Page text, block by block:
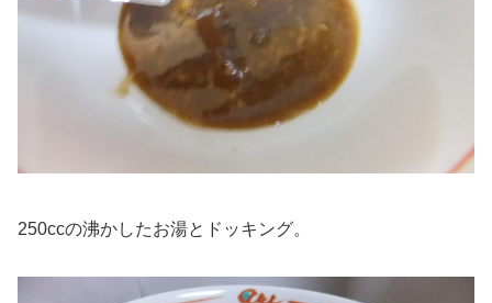
250ccの沸かしたお湯とドッキング。